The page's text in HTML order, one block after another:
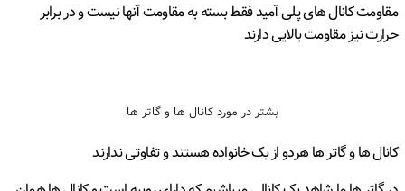
مقاومت کانال های پلی آمید فقط بسته به مقاومت آنها نیست و در برابر
حرارت نیز مقاومت بالایی دارند
بشتر در مورد کانال ها و گاتر ها
کانال ها و گاتر ها هردو از یک خانواده هستند و تفاوتی ندارند